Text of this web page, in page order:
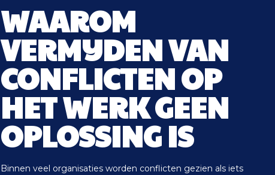
WAAROM
VERMIJDEN VAN
CONFLICTEN OP
HET WERK GEEN
OPLOSSING IS
Binnen veel organisaties worden conflicten gezien als iets